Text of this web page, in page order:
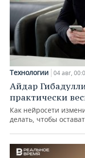
Технологии 04 авг,
Айдар
практически
Как нейросети
делать, чтобы